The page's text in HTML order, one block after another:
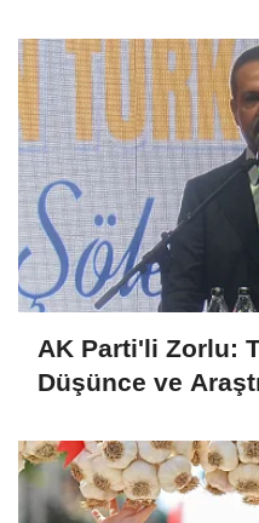
AK Parti'li Zorlu:
Düşünce ve